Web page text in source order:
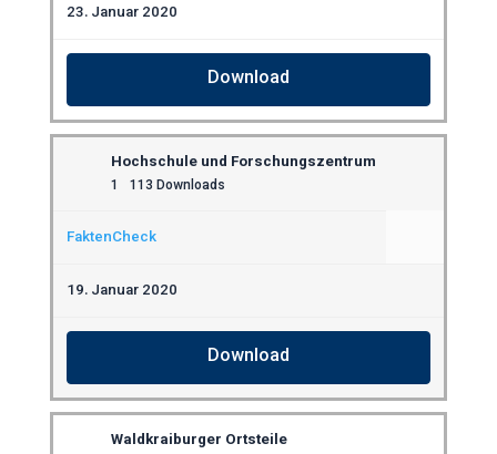
23. Januar 2020
Download
Hochschule und Forschungszentrum
1 113 Downloads
FaktenCheck
19. Januar 2020
Download
Waldkraiburger Ortsteile